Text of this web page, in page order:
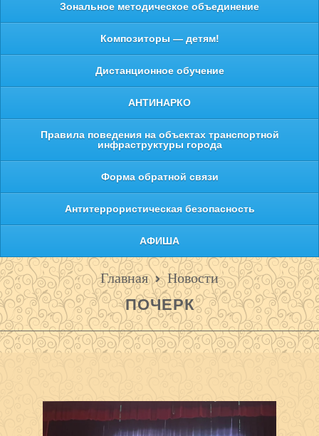
Зональное методическое объединение
Композиторы — детям!
Дистанционное обучение
АНТИНАРКО
Правила поведения на объектах транспортной
инфраструктуры города
Форма обратной связи
Антитеррористическая безопасность
АФИША
Главная Новости
ПОЧЕРК